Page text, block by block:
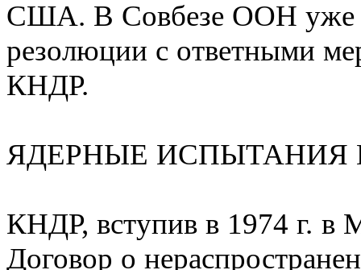
США. В Совбезе ООН уже
резолюции с ответными
КНДР.
ЯДЕРНЫЕ ИСПЫТАНИЯ
КНДР, вступив в 1974 г. в
Договор о